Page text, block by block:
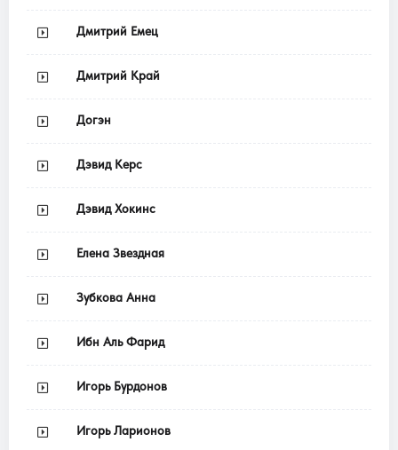
Дмитрий Емец
Дмитрий Край
Догэн
Дэвид Керс
Дэвид Хокинс
Елена Звездная
Зубкова Анна
Ибн Аль Фарид
Игорь Бурдонов
Игорь Ларионов